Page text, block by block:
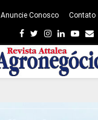
Anuncie Conosco Contato
Facebook
TwitterInstagram
Linkedin